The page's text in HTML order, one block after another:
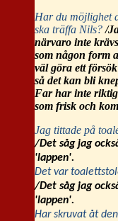
Har du möjlighet
ska träffa Nils?/
närvaro inte
som någon form
väl göra ett
så det kan bli
Far har inte
som frisk och
Jag tittade på
/Det såg jag
'lappen'.
Det var
/Det såg jag
'lappen'.
Har skruvat åt